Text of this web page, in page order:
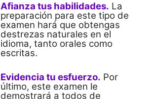
Afianza tus habilidades. La
preparación para este tipo de
examen hará que obtengas
destrezas naturales en el
idioma, tanto orales como
escritas.
Evidencia tu esfuerzo. Por
último, este examen le
demostrará a todos de